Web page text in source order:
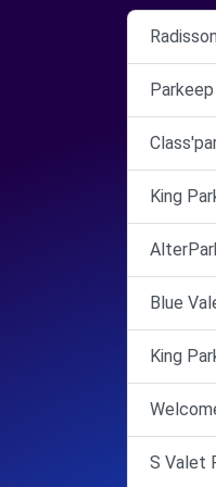
King
Blue
King
S Valet